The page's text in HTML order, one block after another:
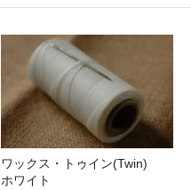
ワックス・トゥイン(Twin)
ホワイト